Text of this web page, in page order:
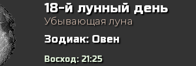
18-й лунный день
Убывающая луна
Зодиак: Овен
Восход: 21:25